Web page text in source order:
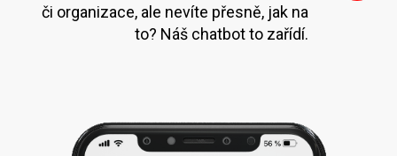
či organizace, ale nevíte přesně, jak na
to? Náš chatbot to zařídí.